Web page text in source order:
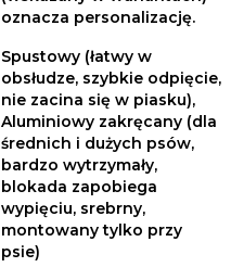
oznacza personalizację.
Spustowy (łatwy w
obsłudze, szybkie odpięcie,
nie zacina się w piasku),
Aluminiowy zakręcany (dla
średnich i dużych psów,
bardzo wytrzymały,
blokada zapobiega
wypięciu, srebrny,
montowany tylko przy
psie)